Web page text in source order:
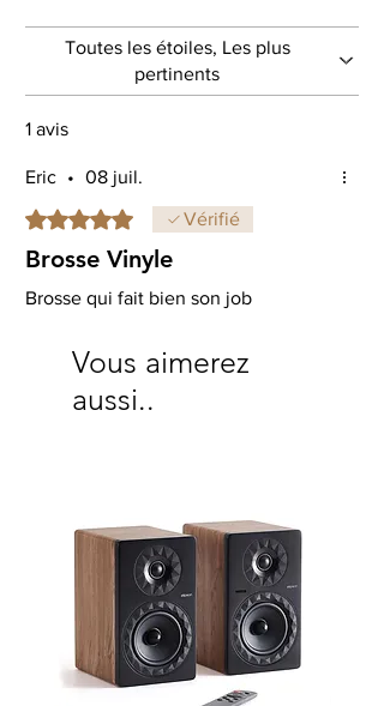
Toutes les étoiles, Les plus
pertinents
1 avis
Eric • 08 juil.
Noté 5 sur 5.
Vérifié
Brosse Vinyle
Brosse qui fait bien son job
Vous aimerez
aussi..